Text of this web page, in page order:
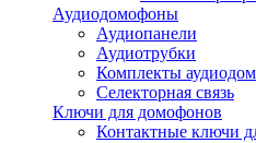
Аудиодомофоны
Аудиопанели
Аудиотрубки
Комплекты
Селекторная связь
Ключи для домофонов
Контактные ключи